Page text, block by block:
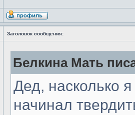
Заголовок сообщения:
Белкина Мать
Дед, насколько
начинал